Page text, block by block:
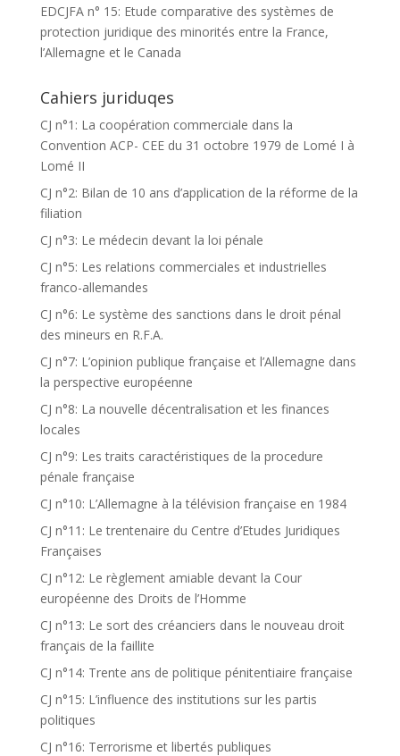
EDCJFA n° 15: Etude comparative des systèmes de
protection juridique des minorités entre la France,
l’Allemagne et le Canada
Cahiers juriduqes
CJ n°1: La coopération commerciale dans la
Convention ACP- CEE du 31 octobre 1979 de Lomé I à
Lomé II
CJ n°2: Bilan de 10 ans d’application de la réforme de la
filiation
CJ n°3: Le médecin devant la loi pénale
CJ n°5: Les relations commerciales et industrielles
franco-allemandes
CJ n°6: Le système des sanctions dans le droit pénal
des mineurs en R.F.A.
CJ n°7: L’opinion publique française et l’Allemagne dans
la perspective européenne
CJ n°8: La nouvelle décentralisation et les finances
locales
CJ n°9: Les traits caractéristiques de la procedure
pénale française
CJ n°10: L’Allemagne à la télévision française en 1984
CJ n°11: Le trentenaire du Centre d’Etudes Juridiques
Françaises
CJ n°12: Le règlement amiable devant la Cour
européenne des Droits de l’Homme
CJ n°13: Le sort des créanciers dans le nouveau droit
français de la faillite
CJ n°14: Trente ans de politique pénitentiaire française
CJ n°15: L’influence des institutions sur les partis
politiques
CJ n°16: Terrorisme et libertés publiques